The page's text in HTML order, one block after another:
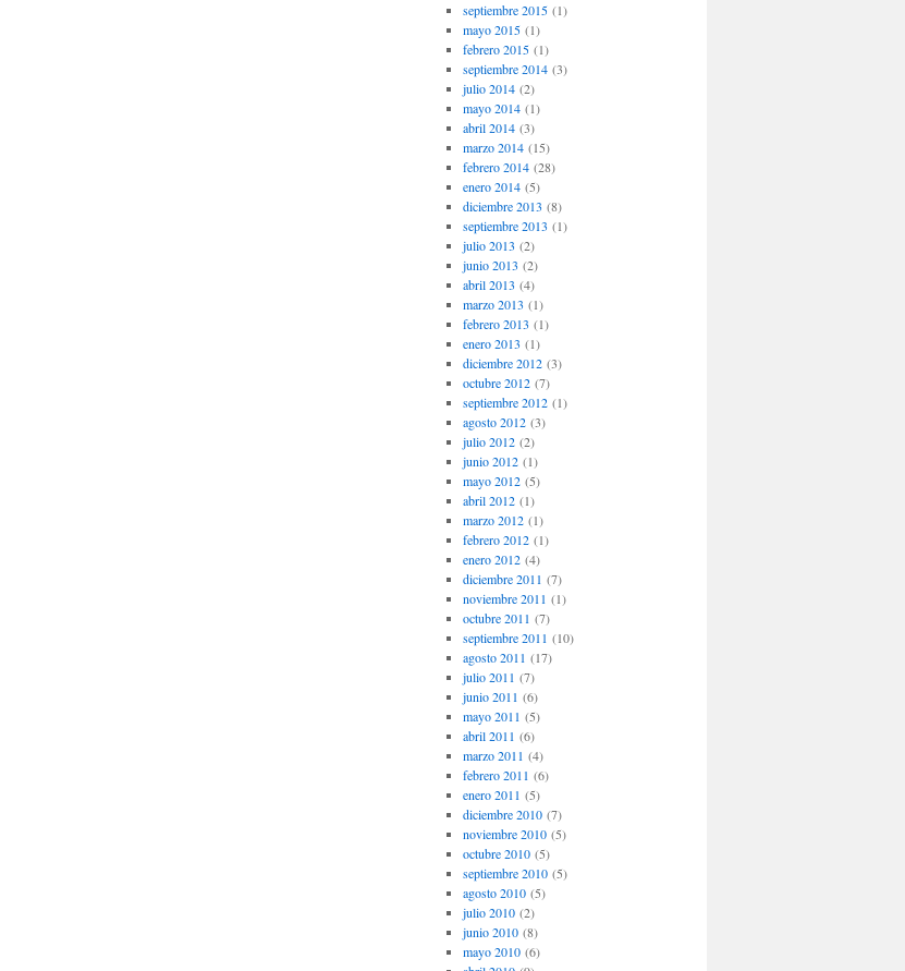
septiembre 2015(1)
mayo 2015(1)
febrero 2015(1)
septiembre 2014(3)
julio 2014(2)
mayo 2014(1)
abril 2014(3)
marzo 2014(15)
febrero 2014(28)
enero 2014(5)
diciembre 2013 (8)
septiembre 2013 (1)
julio 2013 (2)
junio 2013 (2)
abril 2013 (4)
marzo 2013 (1)
febrero 2013 (1)
enero 2013 (1)
diciembre 2012(3)
octubre 2012(7)
septiembre 2012(1)
agosto 2012(3)
julio 2012(2)
junio 2012(1)
mayo 2012(5)
abril 2012(1)
marzo 2012(1)
febrero 2012(1)
enero 2012(4)
diciembre 2011 (7)
noviembre 2011 (1)
octubre 2011 (7)
septiembre 2011 (10)
agosto 2011 (17)
julio 2011 (7)
junio 2011 (6)
mayo 2011 (5)
abril 2011 (6)
marzo 2011 (4)
febrero 2011 (6)
enero 2011 (5)
diciembre 2010(7)
noviembre 2010(5)
octubre 2010(5)
septiembre 2010(5)
agosto 2010(5)
julio 2010(2)
junio 2010(8)
mayo 2010(6)